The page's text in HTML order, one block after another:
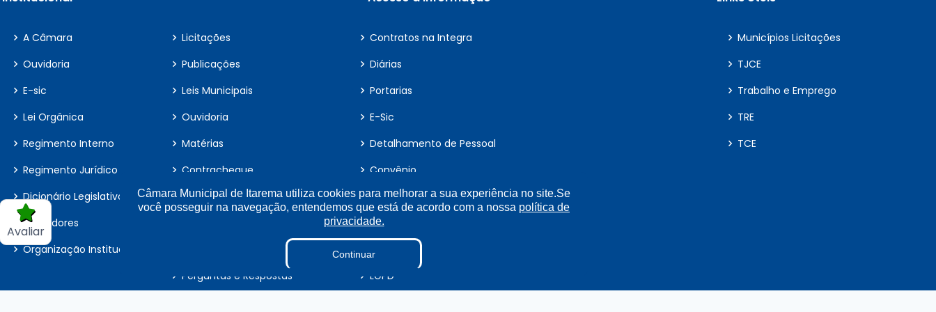
Avaliar
NOMEA A Sra. ERIC JANSEN MATOS GONÇALVEZ AO CARGO DE ASSESSORIA PARLAMENTAR
Nomeação: 250300631/2025
NOMEA A Sra. RAULINO ANA NASCIMENTO AO CARGO DE ASSESSORIA PARLAMENTAR
NOMEA A Sra. JOSÉ ROFRIGUES DOS SANTOS AO CARGO DE ASSESSORIA PARLAMENTAR
06/03/2025
A Câmara
Ouvidoria
E-sic
Lei Orgânica
Regimento Interno
Regimento Jurídico
Dicionário Legislativo
Vereadores
Organização Institucional
Licitações
Contratos na Integra
Publicações
Diárias
Leis Municipais
Portarias
Ouvidoria
E-Sic
Matérias
Detalhamento de Pessoal
Contracheque
Convênio
Fiscal de Contrato
Obras
Radar da Transparência
Estagiários
Perguntas e Respostas
LGPD
Municípios Licitações
TJCE
Trabalho e Emprego
TRE
TCE
Câmara Municipal de Itarema utiliza cookies para melhorar a sua experiência no site.Se
você posseguir na navegação, entendemos que está de acordo com a nossa política de
privacidade.
Continuar